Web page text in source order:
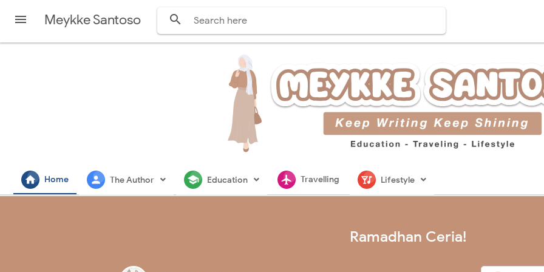
 Meykke Santoso 
home Home person The Author school Education flightsmodeTravelling nightlife Lifestyle
Ramadhan Ceria!